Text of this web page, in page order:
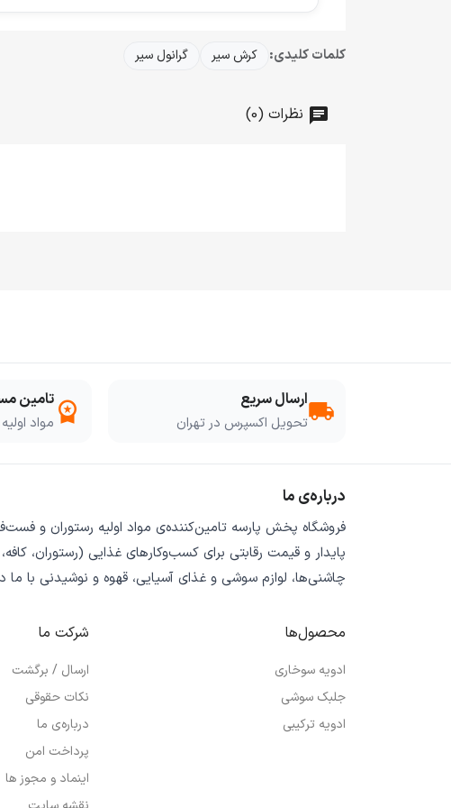
کلمات کلیدی: کرش سیر گرانول سیر
نظرات (0)
local_shippingارسال سریع
تحویل اکسپرس در تهران workspace_premium تامین
مواد
درباره‌ی ما
فروشگاه پخش پارسه تامین‌کننده‌ی مواد اولیه رستوران و
پایدار و قیمت رقابتی برای کسب‌وکارهای غذایی (رستوران،
چاشنی‌ها، لوازم سوشی و غذای آسیایی، قهوه و نوشیدنی با ما
محصول‌ها
ادویه سوخاری
جلبک سوشی
ادویه ترکیبی
شرکت ما
ارسال / برگشت
نکات حقوقی
درباره‌ی ما
پرداخت امن
اینماد و مجوز ها